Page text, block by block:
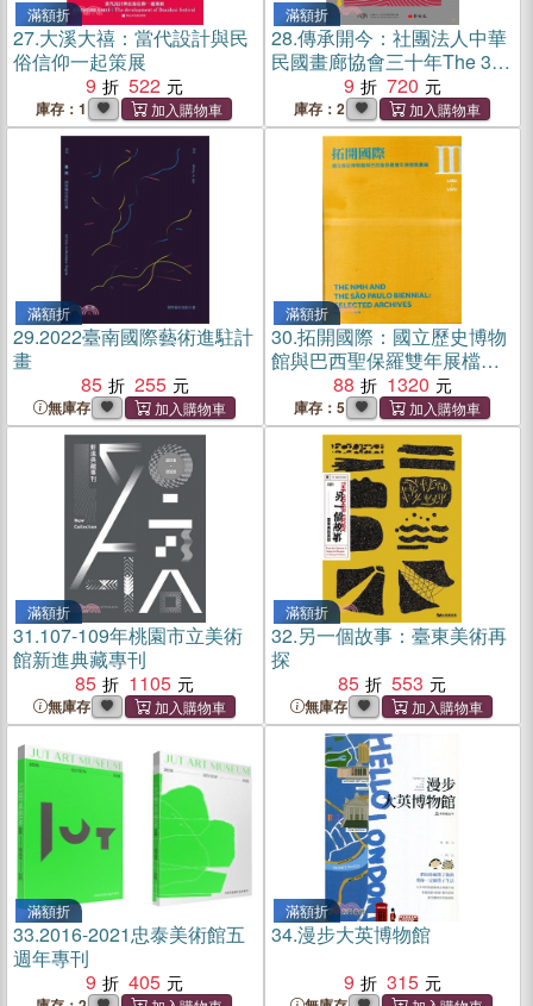
滿額折
27.大溪大禧：當代設計與民
俗信仰一起策展
9
522
庫存：1
滿額折
28.傳承開今：社團法人中華
民國畫廊協會三十年The 30
years of Taiwan Art Gallery
Association
9 720
庫存：2
滿額折
29.2022臺南國際藝術進駐計
畫
85
255
無庫存
滿額折
30.拓開國際：國立歷史博物
館與巴西聖保羅雙年展檔案
彙編III（1966-1975）
88 1320
庫存：5
滿額折
31.107-109年桃園市立美術
館新進典藏專刊
85
1105
無庫存
滿額折
32.另一個故事：臺東美術再
探
85
553
無庫存
滿額折
33.2016-2021忠泰美術館五
週年專刊
9
405
滿額折
34.漫步大英博物館
9
315